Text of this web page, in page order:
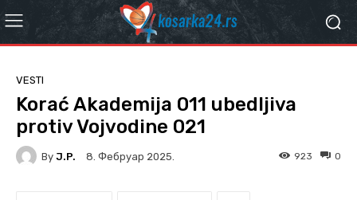
VESTI
Korać Akademija 011 ubedljiva
protiv Vojvodine 021
By J.P. 8. Фебруар 2025. 0
923